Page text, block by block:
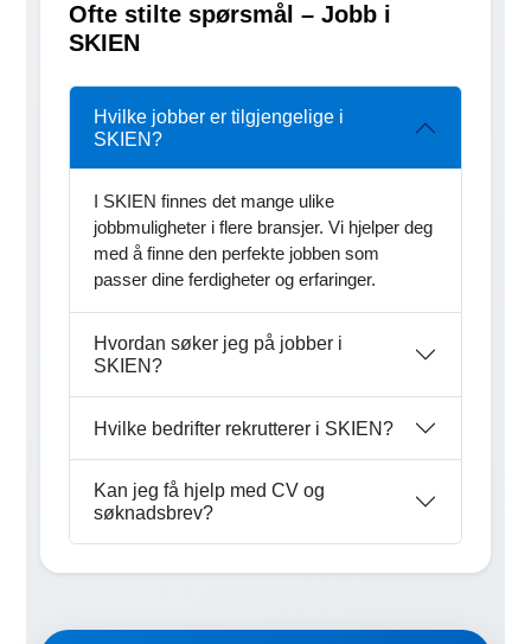
Ofte stilte spørsmål – Jobb i
SKIEN
Hvilke jobber er tilgjengelige i
SKIEN?
I SKIEN finnes det mange ulike
jobbmuligheter i flere bransjer. Vi hjelper deg
med å finne den perfekte jobben som
passer dine ferdigheter og erfaringer.
Hvordan søker jeg på jobber i
SKIEN?
Hvilke bedrifter rekrutterer i SKIEN?
Kan jeg få hjelp med CV og
søknadsbrev?